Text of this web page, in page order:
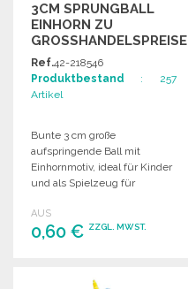
3CM SPRUNGBALL
EINHORN ZU
GROSSHANDELSPREISEN
Ref.42-218546
Produktbestand : 257
Artikel
Bunte 3 cm große
aufspringende Ball mit
Einhornmotiv, ideal für Kinder
und als Spielzeug für
AUS
0,60 € ZZGL. MWST.